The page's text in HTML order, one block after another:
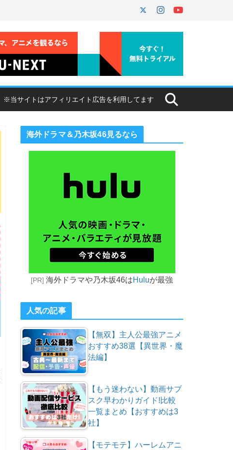
海外ドラマ＆乃木坂46見るなら
[PR] 海外ドラマや乃木坂46はHuluが最強
人気の記事
【無双】主人公最強アニメ
おすすめ38選【異世界・魔
法編】
【もう迷わない】動画サブ
スク早わかりガイド!比較
一覧まとめ【おすすめは3
社】
【モテモテ】ハーレムアニ